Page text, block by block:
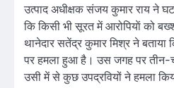
उत्पाद अधीक्षक संजय कुमार राय ने
कि किसी भी सूरत में आरोपियाें को
थानेदार सतेंद्र कुमार मिश्र ने बताया
पर हमला हुआ है। उस जगह पर तीन-
उसी में से कुछ उपद्रवियों ने हमला